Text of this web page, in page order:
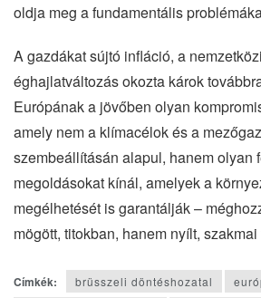
oldja meg a fundamentális
A gazdákat sújtó infláció, a
éghajlatváltozás okozta károk
Európának a jövőben olyan
amely nem a klímacélok és a
szembeállításán alapul, hanem olyan
megoldásokat kínál, amelyek a
megélhetését is garantálják –
mögött, titokban, hanem nyílt,
Címkék: brüsszeli döntéshozatal